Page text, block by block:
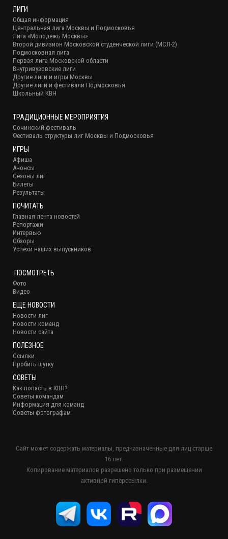
ЛИГИ
Общая информация
Центральная лига Москвы и Подмосковья
Лига «Молодёжь Москвы»
Второй дивизион Московской студенческой лиги (МСЛ-2)
Подмосковная лига
Первая лига Московской области
Внутривузовские лиги
Другие лиги и игры Москвы
Другие лиги и фестивали Подмосковья
Школьный КВН
ТРАДИЦИОННЫЕ МЕРОПРИЯТИЯ
Сочинский фестиваль
Фестиваль структуры лиг Москвы и Подмосковья
ИГРЫ
Афиша
Анонсы
Сезоны лиг
Билеты
Результаты
ПОЧИТАТЬ
Главная лента новостей
Репортажи
Интервью
Обзоры
Успехи наших выпускников
ПОСМОТРЕТЬ
Фото
Видео
ЕЩЕ НОВОСТИ
Новости лиг
Новости команд
Новости сайта
ПОЛЕЗНОЕ
Ссылки
Пробить шутку
СОВЕТЫ
Как попасть в КВН?
Советы командам
Информация для команд
Советы фотографам
Сайт может содержать материалы, предназначенные для лиц старше
16 лет.
Копирование материалов разрешено только при размещении
активной гиперссылки.